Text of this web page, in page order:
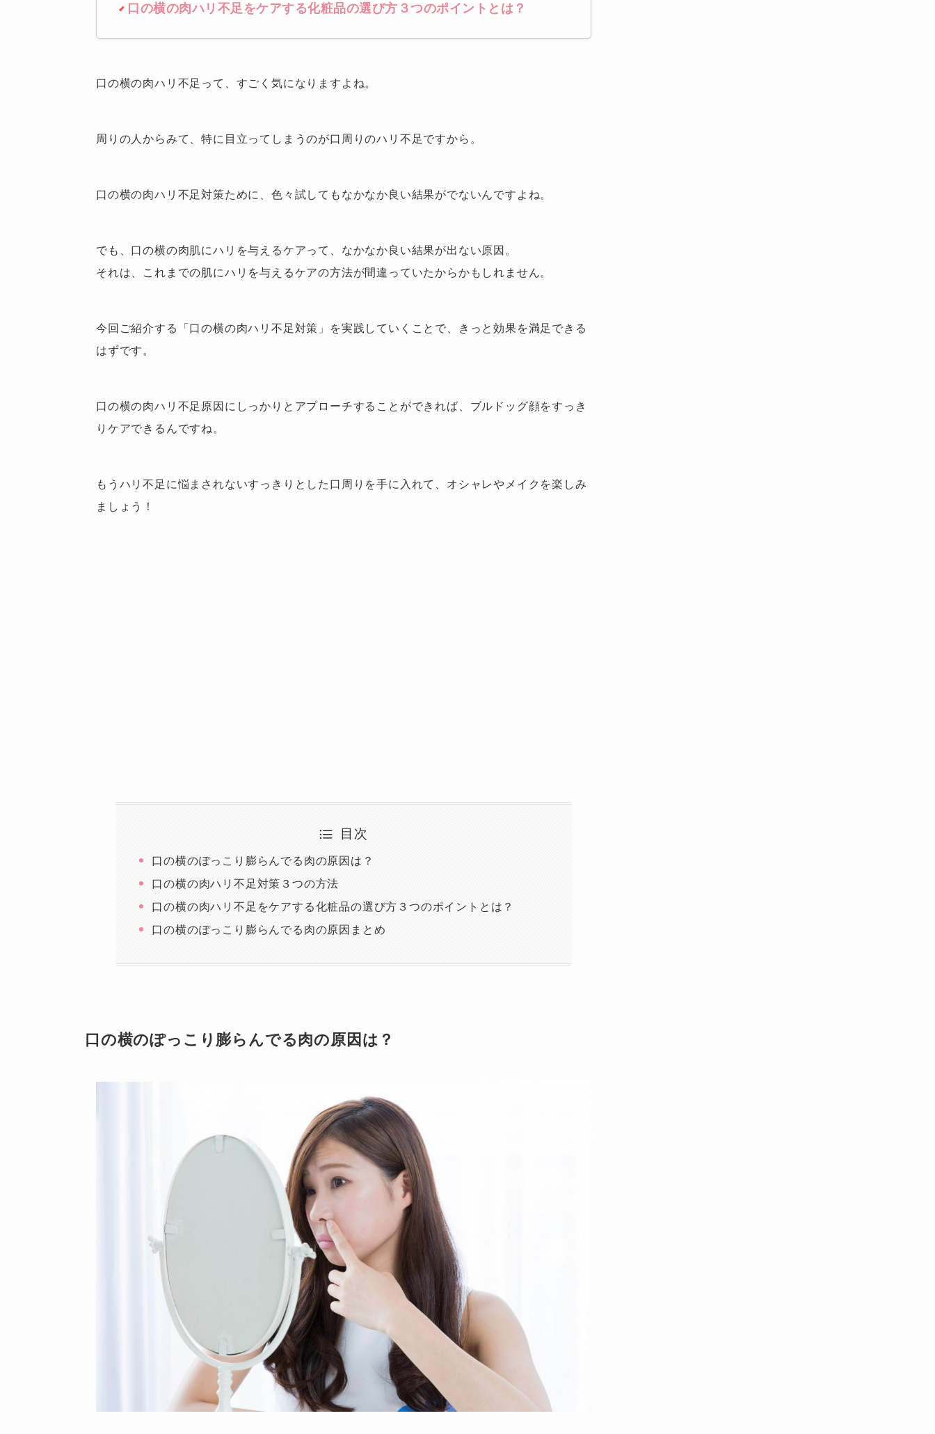
口の横の肉ハリ不足をケアする化粧品の選び方３つのポイントとは？
口の横の肉ハリ不足って、すごく気になりますよね。
周りの人からみて、特に目立ってしまうのが口周りのハリ不足ですから。
口の横の肉ハリ不足対策ために、色々試してもなかなか良い結果がでないんですよね。
でも、口の横の肉肌にハリを与えるケアって、なかなか良い結果が出ない原因。
それは、これまでの肌にハリを与えるケアの方法が間違っていたからかもしれません。
今回ご紹介する「口の横の肉ハリ不足対策」を実践していくことで、きっと効果を満足できる
はずです。
口の横の肉ハリ不足原因にしっかりとアプローチすることができれば、ブルドッグ顔をすっき
りケアできるんですね。
もうハリ不足に悩まされないすっきりとした口周りを手に入れて、オシャレやメイクを楽しみ
ましょう！
目次
口の横のぽっこり膨らんでる肉の原因は？
口の横の肉ハリ不足対策３つの方法
口の横の肉ハリ不足をケアする化粧品の選び方３つのポイントとは？
口の横のぽっこり膨らんでる肉の原因まとめ
口の横のぽっこり膨らんでる肉の原因は？